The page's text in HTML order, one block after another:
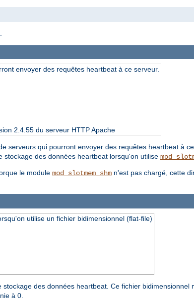
envoyer des requêtes heartbeat à ce serveur.
2.4.55 du serveur HTTP Apache
serveurs qui pourront envoyer des requêtes heartbeat à
des données heartbeat lorsqu'on utilise
le module mod_slotmem_shm n'est pas chargé, cette
utilise un fichier bidimensionnel (flat-file)
des données heartbeat. Ce fichier bidimensionnel
à 0.